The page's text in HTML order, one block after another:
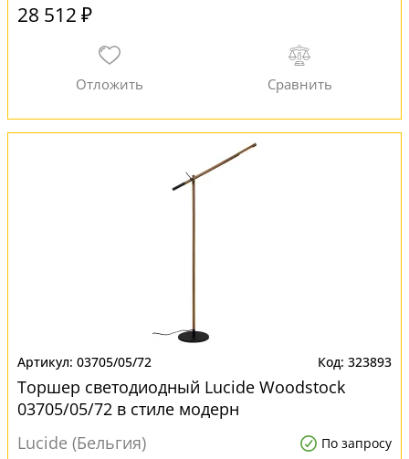
28 512 ₽
03705/05/72 323893
Торшер светодиодный Lucide Woodstock
03705/05/72 в стиле модерн
Lucide (Бельгия)
По запросу